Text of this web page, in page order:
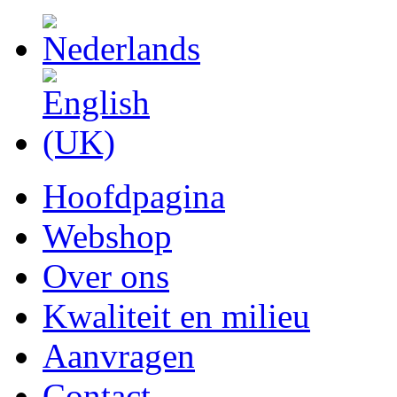
Hoofdpagina
Webshop
Over ons
Kwaliteit en milieu
Aanvragen